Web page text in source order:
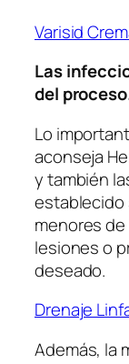
Varisid
Las
del
Lo
aconseja
y también
establecido
menores
lesiones o
deseado.
Drenaje
Además, la